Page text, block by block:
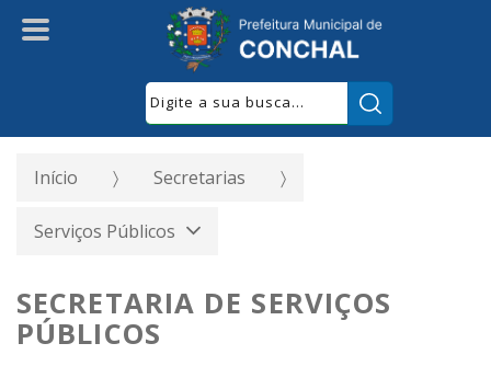
Início Secretarias
Serviços Públicos
SECRETARIA DE SERVIÇOS
PÚBLICOS